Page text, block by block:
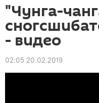
"Чунга-
- видео
02:05 20.02.2019